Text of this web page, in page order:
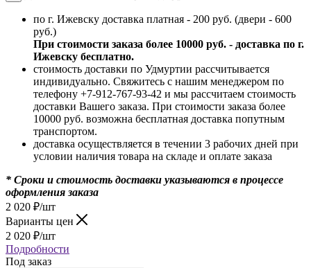
по г. Ижевску доставка платная - 200 руб. (двери - 600
руб.)
При стоимости заказа более 10000 руб. - доставка по г.
Ижевску бесплатно.
стоимость доставки по Удмуртии рассчитывается
индивидуально. Свяжитесь с нашим менеджером по
телефону +7-912-767-93-42 и мы рассчитаем стоимость
доставки Вашего заказа. При стоимости заказа более
10000 руб. возможна бесплатная доставка попутным
транспортом.
доставка осуществляется в течении 3 рабочих дней при
условии наличия товара на складе и оплате заказа
* Сроки и стоимость доставки указываются в процессе
оформления заказа
2 020 ₽/шт
Варианты цен
2 020 ₽/шт
Подробности
Под заказ